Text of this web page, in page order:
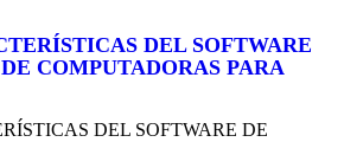
DEL SOFTWARE
COMPUTADORAS PARA
DEL SOFTWARE DE